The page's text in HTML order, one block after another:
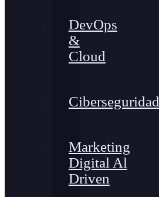
DevOps
&
Cloud
Ciberseguridad
Marketing
Digital Al
Driven